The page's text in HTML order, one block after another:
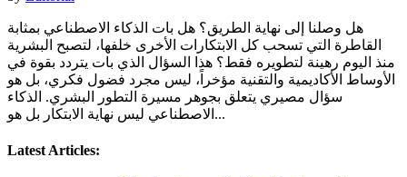
هل وصلنا إلى نهاية الطريق؟ هل بات الذكاء الاصطناعي بمثابة
القاطرة التي تسحب كل الابتكارات الأخرى خلفها، لتصبح البشرية
منذ اليوم رهينة لتطويره فقط؟ هذا السؤال الذي بات يتردد بقوة في
الأوساط الأكاديمية والتقنية مؤخراً، ليس مجرد فضول فكري، بل هو
سؤال مصيري يتعلق بجوهر مسيرة التطور البشري. الذكاء
الاصطناعي ليس نهاية الابتكار بل هو...
Latest Articles: